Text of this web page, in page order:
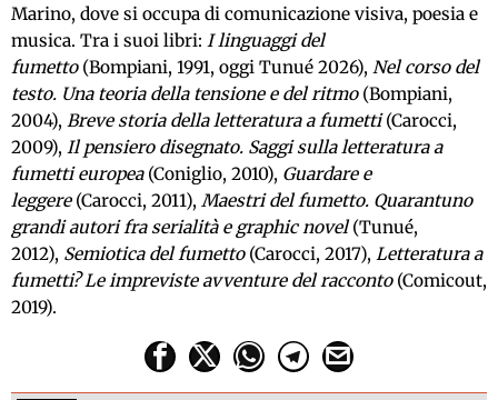
Marino, dove si occupa di comunicazione visiva, poesia e
musica. Tra i suoi libri: I linguaggi del
fumetto(Bompiani, 1991, oggi Tunué 2026), Nel corso del
testo. Una teoria della tensione e del ritmo(Bompiani,
2004), Breve storia della letteratura a fumetti(Carocci,
2009), Il pensiero disegnato. Saggi sulla letteratura a
fumetti europea (Coniglio, 2010), Guardare e
leggere(Carocci, 2011), Maestri del fumetto. Quarantuno
grandi autori fra serialità e graphic novel(Tunué,
2012), Semiotica del fumetto(Carocci, 2017), Letteratura a
fumetti? Le impreviste avventure del racconto (Comicout,
2019).